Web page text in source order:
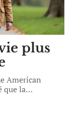
plus
American
que la…